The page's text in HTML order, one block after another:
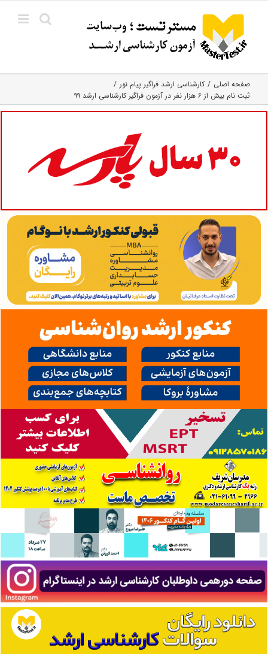
content
صفحه اصلی
کارشناسی ارشد فراگیر پیام نور
ثبت نام بیش از ۶ هزار نفر در آزمون فراگیر کارشناسی ارشد ۹۹